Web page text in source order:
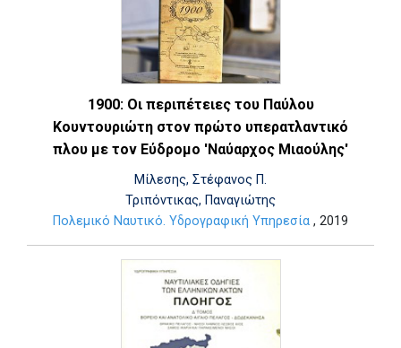
1900: Οι περιπέτειες του Παύλου
Κουντουριώτη στον πρώτο υπερατλαντικό
πλου με τον Εύδρομο 'Ναύαρχος Μιαούλης'
Μίλεσης, Στέφανος Π.
Τριπόντικας, Παναγιώτης
Πολεμικό Ναυτικό. Υδρογραφική Υπηρεσία , 2019